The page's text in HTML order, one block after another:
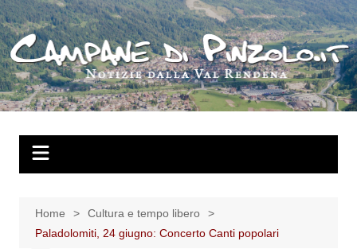
Salta
al
contenuto
Home
Cultura e tempo libero
Paladolomiti, 24 giugno: Concerto Canti popolari